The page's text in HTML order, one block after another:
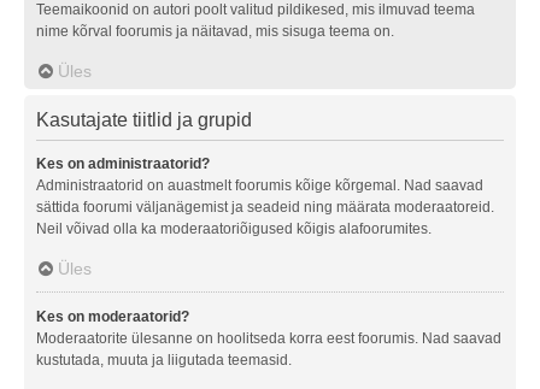
Teemaikoonid on autori poolt valitud pildikesed, mis ilmuvad teema
nime kõrval foorumis ja näitavad, mis sisuga teema on.
Üles
Kasutajate tiitlid ja grupid
Kes on administraatorid?
Administraatorid on auastmelt foorumis kõige kõrgemal. Nad saavad
sättida foorumi väljanägemist ja seadeid ning määrata moderaatoreid.
Neil võivad olla ka moderaatoriõigused kõigis alafoorumites.
Üles
Kes on moderaatorid?
Moderaatorite ülesanne on hoolitseda korra eest foorumis. Nad saavad
kustutada, muuta ja liigutada teemasid.